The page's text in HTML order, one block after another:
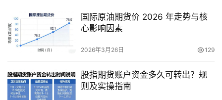
国际原油期货价 2026 年走势与核
心影响因素
2026年3月26日 129
股指期货账户资金多久可转出？规
则及实操指南